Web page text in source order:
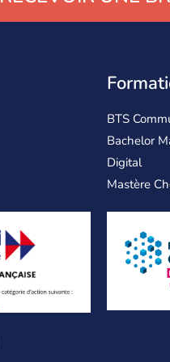
BTS
Bachelor
Digital
Mastère